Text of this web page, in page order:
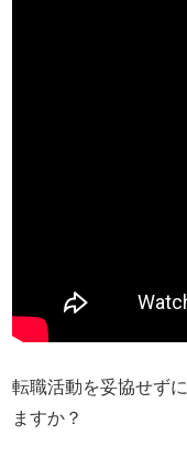
転職活動を妥協せず
ますか？